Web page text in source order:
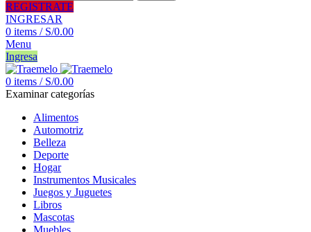
REGISTRATE
INGRESAR
0 items / S/0.00
Menu
Ingresa
0 items / S/0.00
Examinar categorías
Alimentos
Automotriz
Belleza
Deporte
Hogar
Instrumentos Musicales
Juegos y Juguetes
Libros
Mascotas
Muebles